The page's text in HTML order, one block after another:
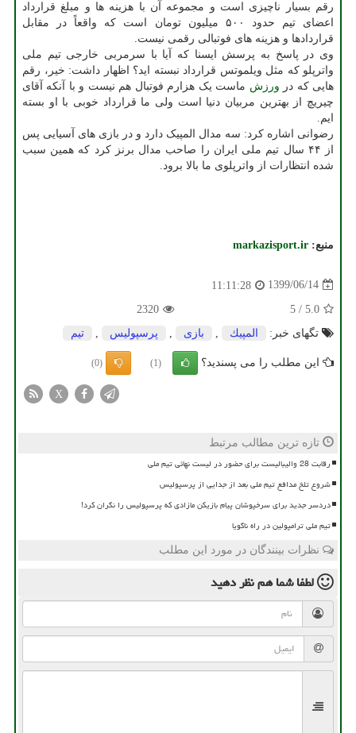
رقم بسیار ناچیزی است و مجموعه آن با هزینه ها و مبلغ قرارداد
اعضای تیم حدود ۵۰۰ میلیون تومان است که واقعاً در مقابل
قراردادها و هزینه های فوتبالی رقمی نیست.
وی در پاسخ به پرسش ایسنا که آیا با سرمربی خارجی تیم ملی
واترپلو که مثل ویلموتس قرارداد نبسته اید؟ اظهار داشت: خیر، رقم
هایی که در ورزش ماست یک هزارم فوتبال هم نیست و با آنکه آقای
چیریچ از بهترین مربیان دنیا است ولی ما قرارداد خوبی با او بسته
ایم.
رضوانی اشاره کرد: سه مدال المپیک دارد و در بازی های آسیایی پس
از ۴۴ سال تیم ملی ایران را صاحب مدال برنز کرد که همین سبب
شده انتظارات از واترپلوی ما بالا برود.
منبع: markazisport.ir
1399/06/14
11:11:28
5.0
/
5
2320
تگهای خبر:
المپیك بازی پرسپولیس تیم
این مطلب را می پسندید؟ (1)
(0)
X
تازه ترین مطالب مرتبط
رقابت 28 والیبالیست برای حضور در لیست نهائی تیم ملی
شروع تلخ مدافع تیم ملی بعد از جدایی از پرسپولیس
دردسر جدید برای سرخپوشان پیام بازیکن مازادی که پرسپولیس را نگران کرد!
تیم ملی ترامپولین در راه ناگویا
نظرات بینندگان در مورد این مطلب
لطفا شما همنظر دهید